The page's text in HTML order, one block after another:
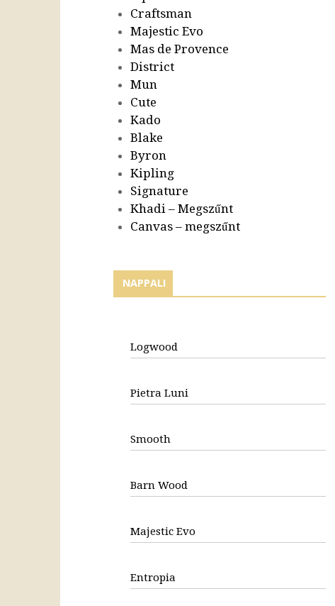
Craftsman
Majestic Evo
Mas de Provence
District
Mun
Cute
Kado
Blake
Byron
Kipling
Signature
Khadi – Megszűnt
Canvas – megszűnt
NAPPALI
Logwood
Pietra Luni
Smooth
Barn Wood
Majestic Evo
Entropia